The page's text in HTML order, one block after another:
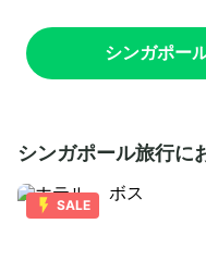
シンガポー
シンガポール旅行に
SALE